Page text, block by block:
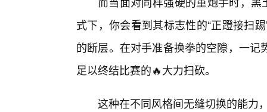
式下，你会看到其标志性的“正蹬接扫
的断层。在对手准备换拳的空隙，一
足以终结比赛的🔥大力扫砍。
这种在不同风格间无缝切换的能力